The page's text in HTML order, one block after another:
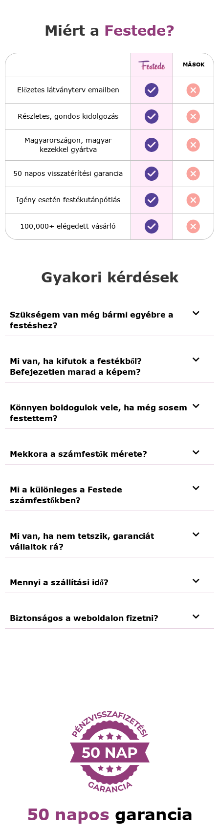
Gyakori kérdések
Szükségem van még bármi egyébre a
festéshez?
Mi van, ha kifutok a festékből?
Befejezetlen marad a képem?
Könnyen boldogulok vele, ha még sosem
festettem?
Mekkora a számfestők mérete?
Mi a különleges a Festede
számfestőkben?
Mi van, ha nem tetszik, garanciát
vállaltok rá?
Mennyi a szállítási idő?
Biztonságos a weboldalon fizetni?
Miért a Festede?
MÁSOK
Előzetes látványterv emailben
Részletes, gondos kidolgozás
Magyarországon, magyar
kezekkel gyártva
50 napos visszatérítési garancia
Igény esetén festékutánpótlás
100,000+ elégedett vásárló
50 napos garancia